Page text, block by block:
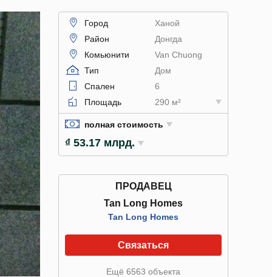
Город
Ханой
Район
Донгда
Комьюнити
Van Chuong
Тип
Дом
Спален
6
Площадь
290 м²
полная стоимость
₫ 53.17 млрд.
ПРОДАВЕЦ
Tan Long Homes
Tan Long Homes
Связаться
Ещё 6563 объекта